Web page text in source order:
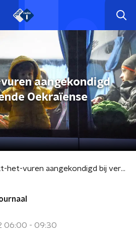
aangekondigd
Oekraïense
Staakt-het-vuren aangekondigd bij verschillende Oekraïense steden
06:00 - 09:30